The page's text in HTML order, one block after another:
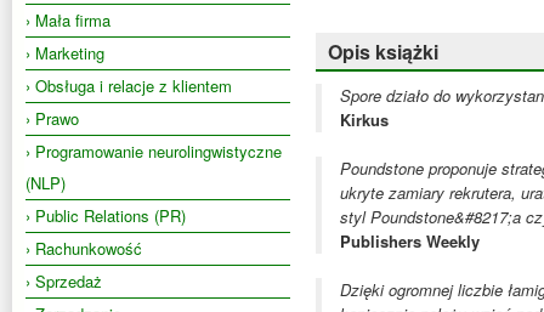
› Mała firma
› Marketing
› Obsługa i relacje z klientem
› Prawo
› Programowanie neurolingwistyczne
(NLP)
› Public Relations (PR)
› Rachunkowość
› Sprzedaż
Opis książki
Spore działo do
Kirkus
Poundstone proponuje
ukryte zamiary rekrutera,
styl Poundstone&#8217;a
Publishers Weekly
Dzięki ogromnej liczbie